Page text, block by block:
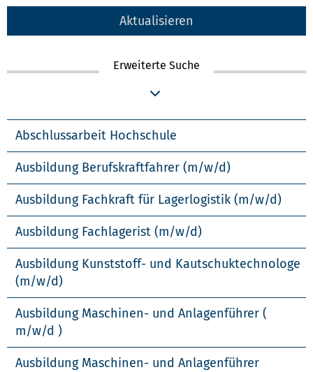
Aktualisieren
Erweiterte Suche
Abschlussarbeit Hochschule
Ausbildung Berufskraftfahrer (m/w/d)
Ausbildung Fachkraft für Lagerlogistik (m/w/d)
Ausbildung Fachlagerist (m/w/d)
Ausbildung Kunststoff- und Kautschuktechnologe
(m/w/d)
Ausbildung Maschinen- und Anlagenführer (
m/w/d )
Ausbildung Maschinen- und Anlagenführer